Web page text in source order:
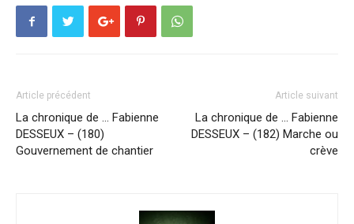
Article précédent
La chronique de … Fabienne
DESSEUX – (180)
Gouvernement de chantier
Article suivant
La chronique de … Fabienne
DESSEUX – (182) Marche ou
crève